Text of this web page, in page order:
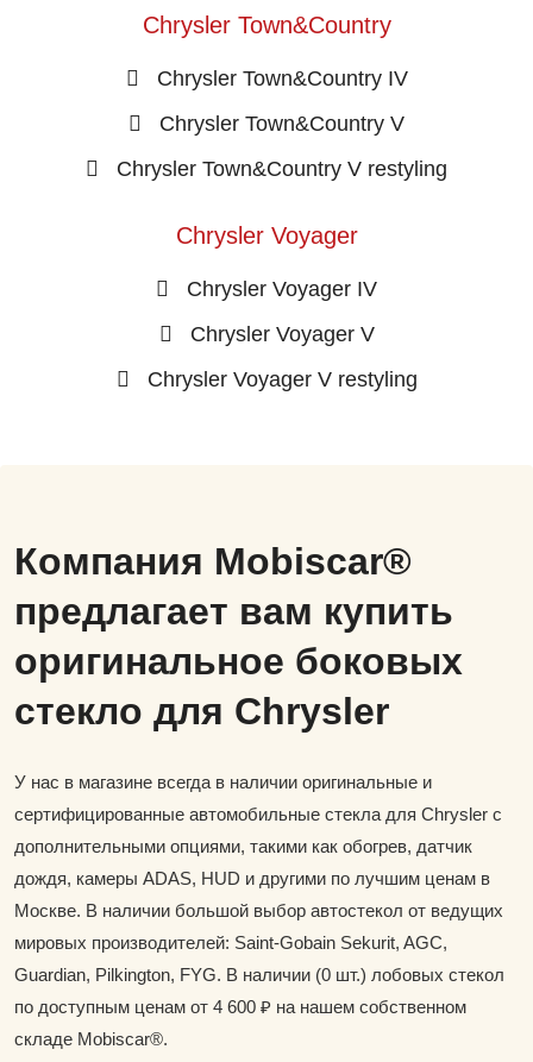
Chrysler Town&Country
Chrysler Town&Country IV
Chrysler Town&Country V
Chrysler Town&Country V restyling
Chrysler Voyager
Chrysler Voyager IV
Chrysler Voyager V
Chrysler Voyager V restyling
Компания Mobiscar®
предлагает вам купить
оригинальное боковых
стекло для Chrysler
У нас в магазине всегда в наличии оригинальные и
сертифицированные автомобильные стекла для Chrysler с
дополнительными опциями, такими как обогрев, датчик
дождя, камеры ADAS, HUD и другими по лучшим ценам в
Москве. В наличии большой выбор автостекол от ведущих
мировых производителей: Saint-Gobain Sekurit, AGC,
Guardian, Pilkington, FYG. В наличии (0 шт.) лобовых стекол
по доступным ценам от 4 600 ₽ на нашем собственном
складе Mobiscar®.